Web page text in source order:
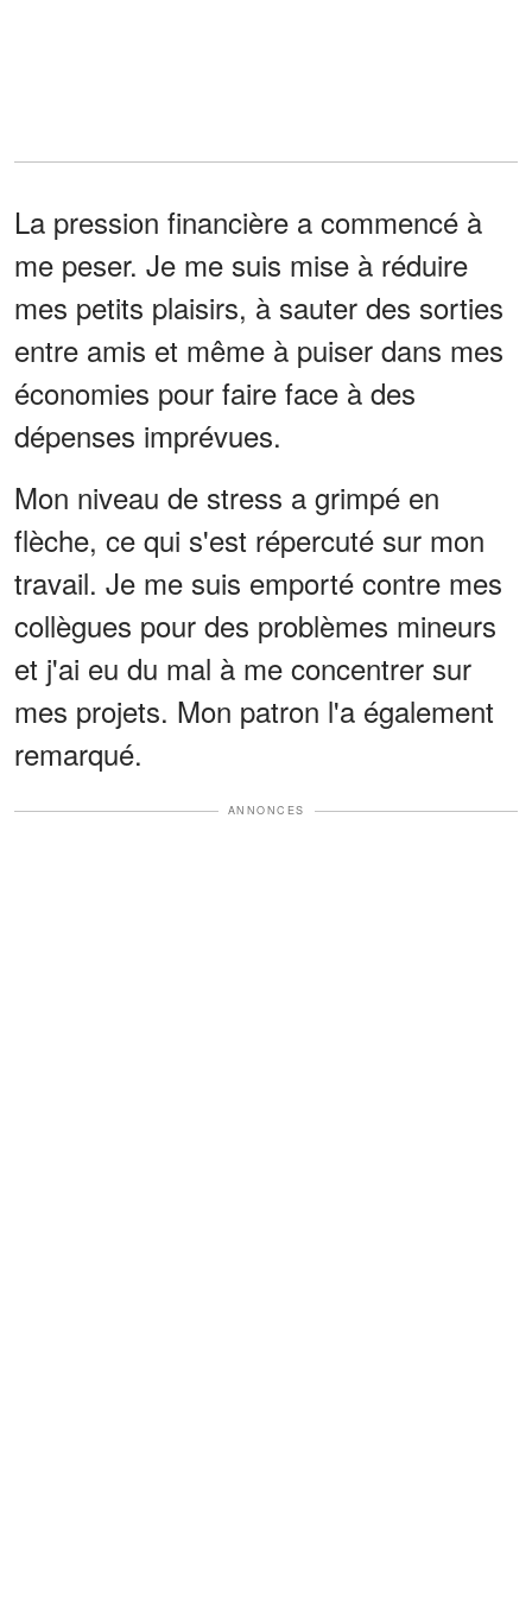
La pression financière a commencé à
me peser. Je me suis mise à réduire
mes petits plaisirs, à sauter des sorties
entre amis et même à puiser dans mes
économies pour faire face à des
dépenses imprévues.
Mon niveau de stress a grimpé en
flèche, ce qui s'est répercuté sur mon
travail. Je me suis emporté contre mes
collègues pour des problèmes mineurs
et j'ai eu du mal à me concentrer sur
mes projets. Mon patron l'a également
remarqué.
ANNONCES